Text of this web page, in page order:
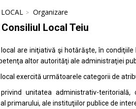
Organizare
Local Teiu
local are iniţiativă şi hotărăşte, în
altor autorităţi ale administraţiei
exercită următoarele categorii de
unitatea administrativ-
primarului, ale instituţiilor publice de